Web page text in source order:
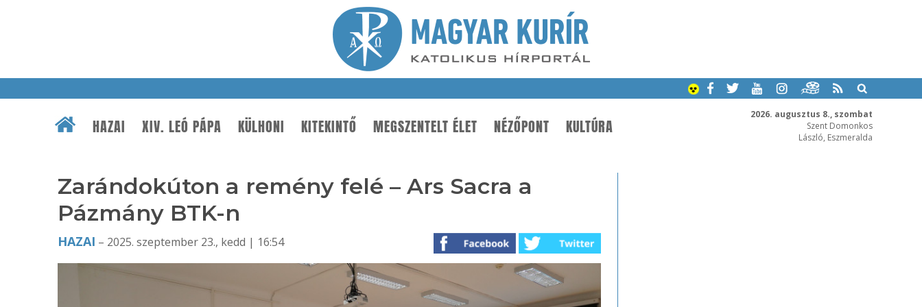
2026. augusztus 8., szombat
Szent Domonkos
László, Eszmeralda
HAZAI XIV. LEÓ PÁPA KÜLHONI KITEKINTŐ MEGSZENTELT ÉLET NÉZŐPONT KULTÚRA
Zarándokúton a remény felé – Ars Sacra a
Pázmány BTK-n
HAZAI – 2025. szeptember 23., kedd | 16:54